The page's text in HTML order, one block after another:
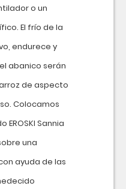
o un
El frío de la
endurece y
abanico serán
de aspecto
Colocamos
Sannia
una
ayuda de las